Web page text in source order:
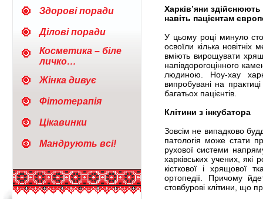
Здорові поради
Ділові поради
Косметика – біле
личко…
Жінка дивує
Фітотерапія
Цікавинки
Мандрують всі!
Харків’яни здійснюють
навіть пацієнтам
У цьому році минуло сто
освоїли кілька новітніх
вміють вирощувати
напівдорогоцінного
людиною. Ноу-хау
випробувані на
багатьох пацієнтів.
Клітини з інкубатора
Зовсім не випадково
патологія може стати
рухової системи
харківських учених,
кісткової і хрящової
ортопедії. Причому
стовбурові клітини, що